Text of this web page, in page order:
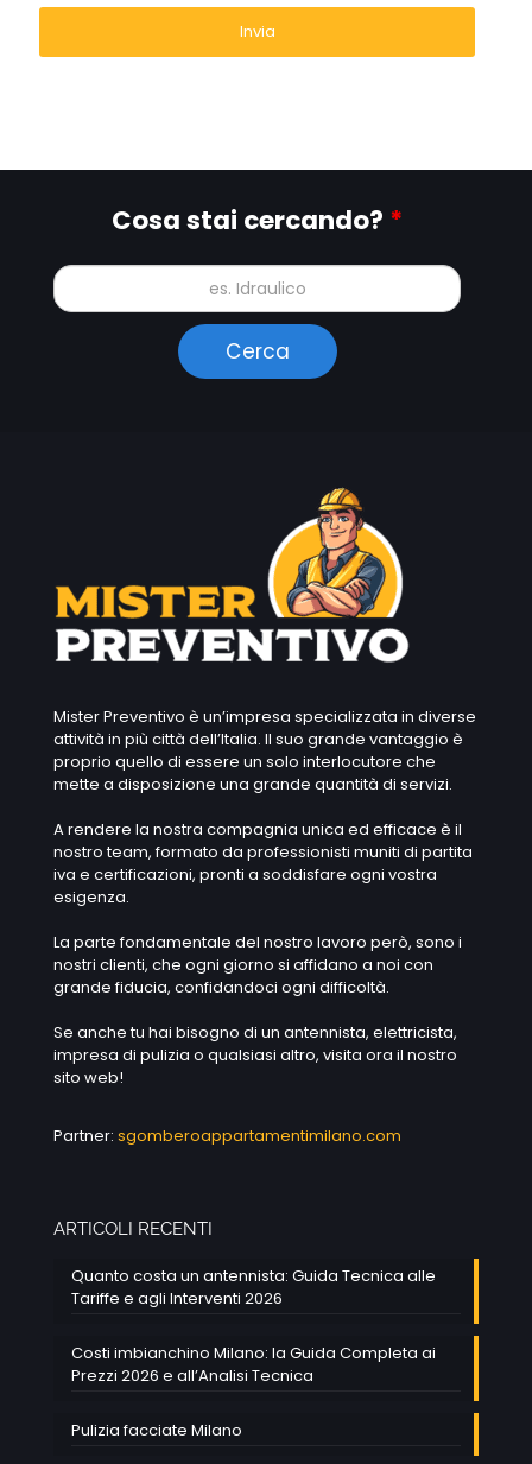
Cosa stai cercando? *
Mister Preventivo è un’impresa specializzata in diverse
attività in più città dell’Italia. Il suo grande vantaggio è
proprio quello di essere un solo interlocutore che
mette a disposizione una grande quantità di servizi.
A rendere la nostra compagnia unica ed efficace è il
nostro team, formato da professionisti muniti di partita
iva e certificazioni, pronti a soddisfare ogni vostra
esigenza.
La parte fondamentale del nostro lavoro però, sono i
nostri clienti, che ogni giorno si affidano a noi con
grande fiducia, confidandoci ogni difficoltà.
Se anche tu hai bisogno di un antennista, elettricista,
impresa di pulizia o qualsiasi altro, visita ora il nostro
sito web!
Partner: sgomberoappartamentimilano.com
ARTICOLI RECENTI
Quanto costa un antennista: Guida Tecnica alle
Tariffe e agli Interventi 2026
Costi imbianchino Milano: la Guida Completa ai
Prezzi 2026 e all’Analisi Tecnica
Pulizia facciate Milano